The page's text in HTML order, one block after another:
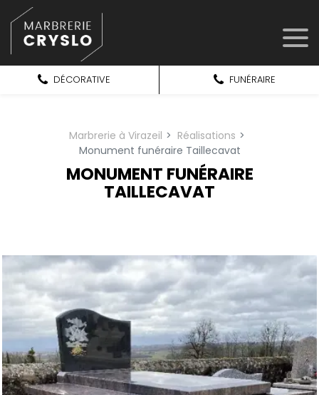
FUNÉRAIRE
DÉCORATIVE
Marbrerie à Virazeil
Réalisations
Monument funéraire Taillecavat
MONUMENT FUNÉRAIRE
TAILLECAVAT
Panneau de gestion des cookies